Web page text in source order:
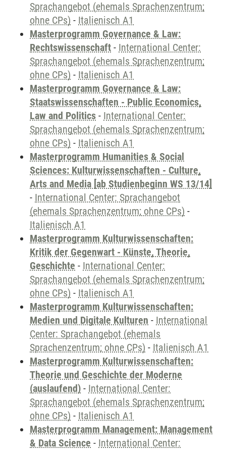
Sprachangebot (ehemals Sprachenzentrum;
ohne CPs) - Italienisch A1
Masterprogramm Governance & Law:
Rechtswissenschaft - International Center:
Sprachangebot (ehemals Sprachenzentrum;
ohne CPs) - Italienisch A1
Masterprogramm Governance & Law:
Staatswissenschaften - Public Economics,
Law and Politics - International Center:
Sprachangebot (ehemals Sprachenzentrum;
ohne CPs) - Italienisch A1
Masterprogramm Humanities & Social
Sciences: Kulturwissenschaften - Culture,
Arts and Media [ab Studienbeginn WS 13/14]
- International Center: Sprachangebot
(ehemals Sprachenzentrum; ohne CPs) -
Italienisch A1
Masterprogramm Kulturwissenschaften:
Kritik der Gegenwart - Künste, Theorie,
Geschichte - International Center:
Sprachangebot (ehemals Sprachenzentrum;
ohne CPs) - Italienisch A1
Masterprogramm Kulturwissenschaften:
Medien und Digitale Kulturen - International
Center: Sprachangebot (ehemals
Sprachenzentrum; ohne CPs) - Italienisch A1
Masterprogramm Kulturwissenschaften:
Theorie und Geschichte der Moderne
(auslaufend) - International Center:
Sprachangebot (ehemals Sprachenzentrum;
ohne CPs) - Italienisch A1
Masterprogramm Management: Management
& Data Science - International Center: